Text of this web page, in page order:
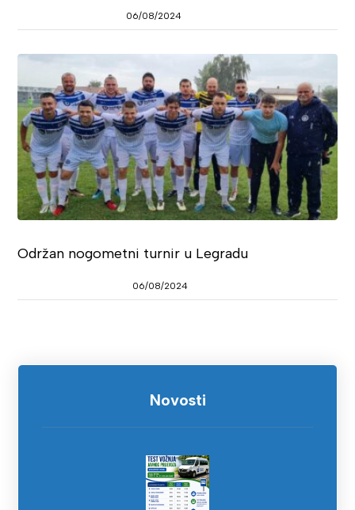
06/08/2024
Održan nogometni turnir u Legradu
06/08/2024
Novosti